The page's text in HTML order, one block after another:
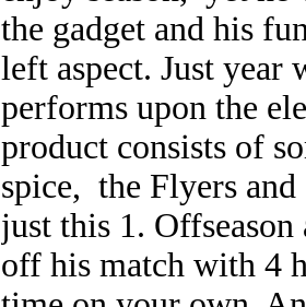
the gadget and his
left aspect. Just
performs upon the
product consists of
spice, the Flyers
just this 1.
off his match with 4